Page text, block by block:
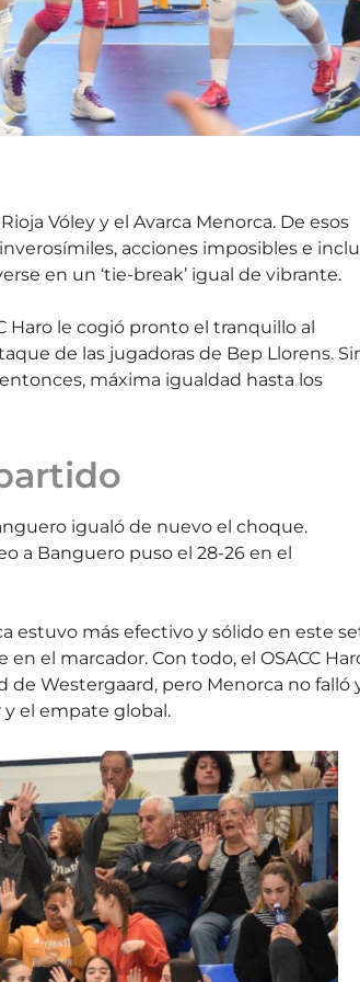
Vóley y el Avarca Menorca. De esos
acciones imposibles e
en un ‘tie-break’ igual de vibrante.
Haro le cogió pronto el tranquillo al
de las jugadoras de Bep Llorens.
máxima igualdad hasta los
igualó de nuevo el choque.
a Banguero puso el 28-26 en el
estuvo más efectivo y sólido en este
el marcador. Con todo, el OSACC
de Westergaard, pero Menorca no falló
el empate global.